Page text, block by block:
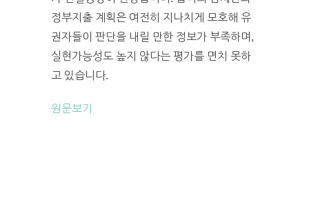
정부지출 계획은 여전히 지나치게 모호해 유
권자들이 판단을 내릴 만한 정보가 부족하며,
실현가능성도 높지 않다는 평가를 면치 못하
고 있습니다.
원문보기